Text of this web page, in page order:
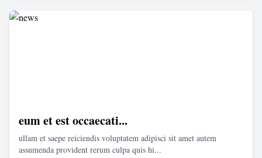
eum et est occaecati...
ullam et saepe reiciendis voluptatem adipisci sit amet autem
assumenda provident rerum culpa quis hi...